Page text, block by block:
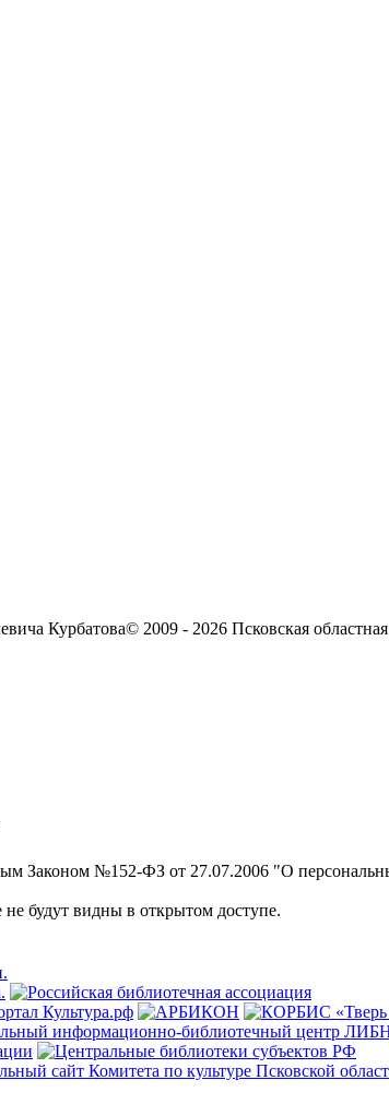
Курбатова© 2009 - 2026 Псковская
Законом №152-ФЗ от 27.07.2006 "О
будут видны в открытом доступе.